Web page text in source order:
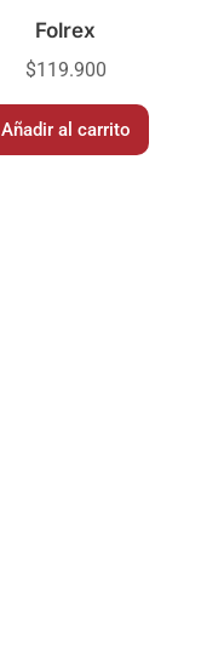
Folrex
$119.900
Añadir al carrito